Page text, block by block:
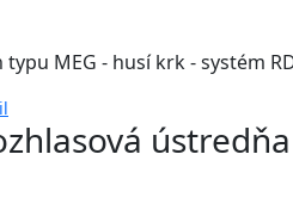
MEG - husí krk - systém
ústredňa